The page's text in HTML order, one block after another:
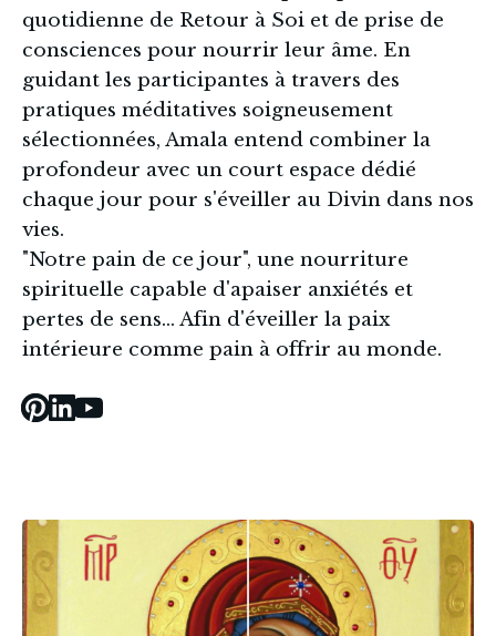
quotidienne de Retour à Soi et de prise de
consciences pour nourrir leur âme. En
guidant les participantes à travers des
pratiques méditatives soigneusement
sélectionnées, Amala entend combiner la
profondeur avec un court espace dédié
chaque jour pour s'éveiller au Divin dans nos
vies.
"Notre pain de ce jour", une nourriture
spirituelle capable d'apaiser anxiétés et
pertes de sens... Afin d'éveiller la paix
intérieure comme pain à offrir au monde.
PinterestLinked_in
Youtube